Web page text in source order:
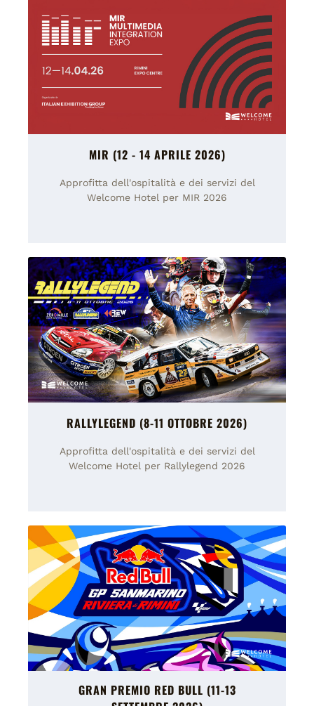
MIR (12 - 14 APRILE 2026)
Approfitta dell'ospitalità e dei servizi del
Welcome Hotel per MIR 2026
RALLYLEGEND (8-11 OTTOBRE 2026)
Approfitta dell'ospitalità e dei servizi del
Welcome Hotel per Rallylegend 2026
GRAN PREMIO RED BULL (11-13